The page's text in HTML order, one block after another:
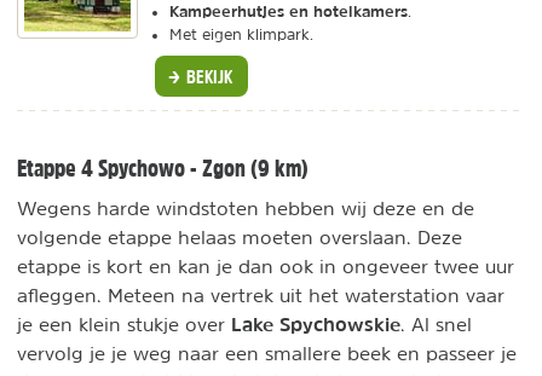
Kampeerhutjes en hotelkamers
Met eigen klimpark.
BEKIJK
Etappe 4 Spychowo - Zgon (9 km)
Wegens harde windstoten hebben wij deze en de
volgende etappe helaas moeten overslaan. Deze
etappe is kort en kan je dan ook in ongeveer twee uur
afleggen. Meteen na vertrek uit het waterstation vaar
je een klein stukje over Lake Spychowskie. Al snel
vervolg je je weg naar een smallere beek en passeer je